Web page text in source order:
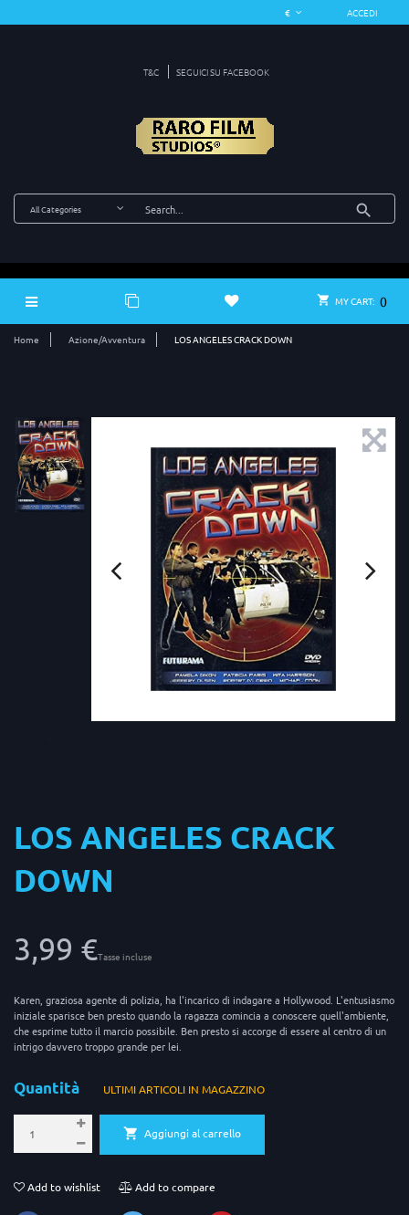
ACCEDI
T&C SEGUICI SU FACEBOOK
MY CART: 0
Home Azione/Avventura LOS ANGELES CRACK DOWN
LOS ANGELES CRACK
DOWN
3,99 €Tasse incluse
Karen, graziosa agente di polizia, ha l'incarico di indagare a Hollywood. L'entusiasmo
iniziale sparisce ben presto quando la ragazza comincia a conoscere quell'ambiente,
che esprime tutto il marcio possibile. Ben presto si accorge di essere al centro di un
intrigo davvero troppo grande per lei.
Quantità ULTIMI ARTICOLI IN MAGAZZINO
Aggiungi al carrello
Add to wishlist Add to compare